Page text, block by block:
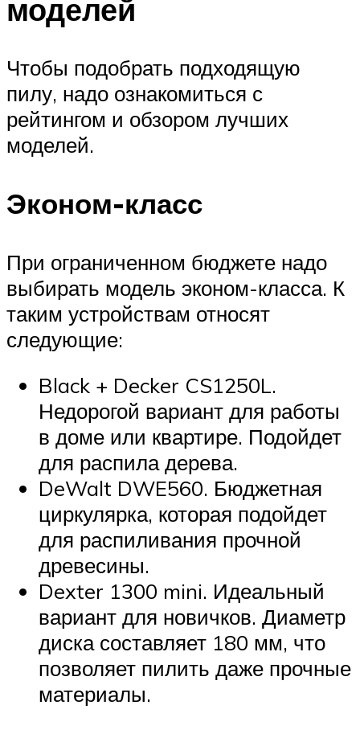
моделей
Чтобы подобрать подходящую
пилу, надо ознакомиться с
рейтингом и обзором лучших
моделей.
Эконом-класс
При ограниченном бюджете надо
выбирать модель эконом-класса. К
таким устройствам относят
следующие:
Black + Decker CS1250L.
Недорогой вариант для работы
в доме или квартире. Подойдет
для распила дерева.
DeWalt DWE560. Бюджетная
циркулярка, которая подойдет
для распиливания прочной
древесины.
Dexter 1300 mini. Идеальный
вариант для новичков. Диаметр
диска составляет 180 мм, что
позволяет пилить даже прочные
материалы.